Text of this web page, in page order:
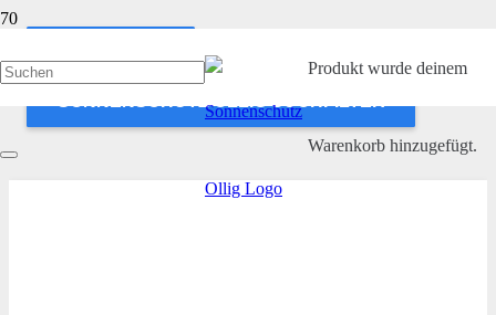
Produktwurde deinem
Warenkorb hinzugefügt.
SONNENSCHUTZ OLLIG SUCHFILTER